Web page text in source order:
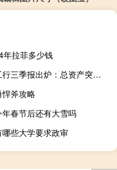
年拉菲多少钱
工行三季报出炉：总资产突破44万亿元 净利润同比增长0.81%
悍斧攻略
年春节后还有大雪吗
哪些大学要求政审